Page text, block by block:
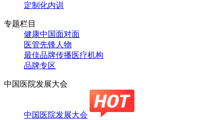
定制化内训
专题栏目
健康中国面对面
医管先锋人物
最佳品牌传播医疗机构
品牌专区
中国医院发展大会
中国医院发展大会